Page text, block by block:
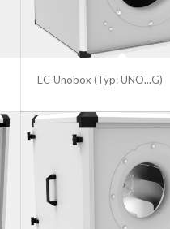
EC-Unobox (Typ: UNO...G)